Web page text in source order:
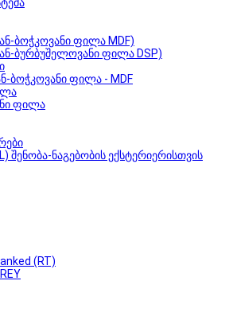
ბოჭკოვანი ფილა MDF)
ბურბუშელოვანი ფილა DSP)
ბოჭკოვანი ფილა - MDF
ფილა
შენობა-ნაგებობის ექსტერიერისთვის
(RT)